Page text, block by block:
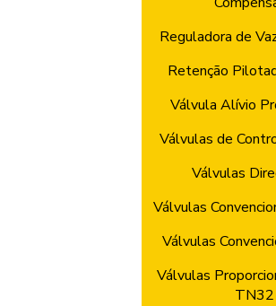
Reguladora de
Retenção
Válvula Alívio
Válvulas de
Válvulas
Válvulas
Válvulas
Válvulas
TN32